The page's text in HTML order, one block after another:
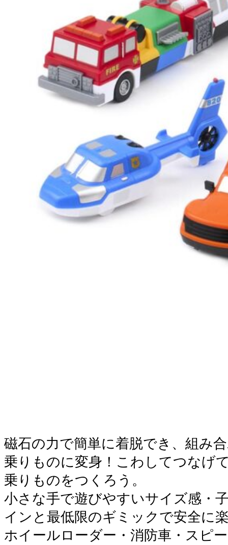
磁石の力で簡単に着脱でき、組み
乗りものに変身！こわしてつなげ
乗りものをつくろう。
小さな手で遊びやすいサイズ感・
インと最低限のギミックで安全に
ホイールローダー・消防車・スピ